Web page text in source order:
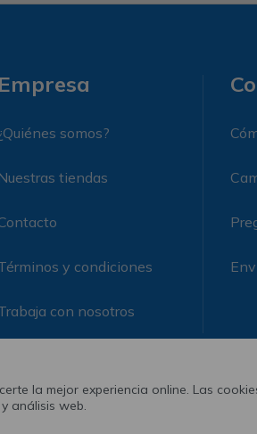
la mejor experiencia online. Las
análisis web.
Empresa
somos?
Nuestras tiendas
y condiciones
con nosotros